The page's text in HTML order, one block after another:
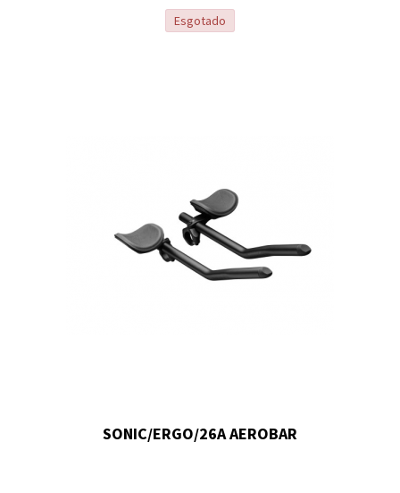
Esgotado
SONIC/ERGO/26A AEROBAR